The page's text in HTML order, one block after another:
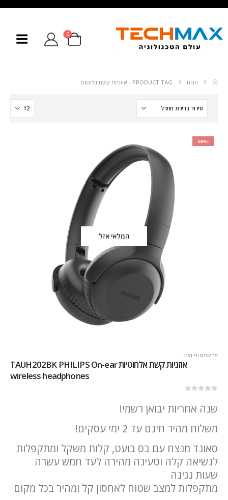
0
חנות PRODUCT TAG - אוזניות קשת בלוטוס
-68%
המלאי אזל
מחשבים וגיימינג
אוזניות קשת אלחוטיות TAUH202BK PHILIPS On-ear
wireless headphones
שנה אחריות יבואן רשמי!
משלוח מהיר חינם עד 2 ימי עסקים!
סאונד מנצח עם בס בועט, קלות משקל ומתקפלות
לנשיאה קלה וטעינה מהירה לעד חמש עשרה
שעות נגינה
מתקפלות למצב שטוח לאחסון קל ומהיר בכל מקום